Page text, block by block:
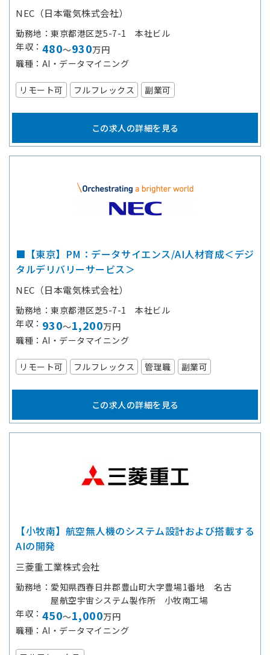
NEC（日本電気株式会社）
勤務地
東京都港区芝5-7-1 本社ビル
年収
480～930万円
職種
AI・データマイニング
リモート可 フルフレックス 副業可
この求人の詳細を見る
■【東京】PM：データサイエンス/AI人材育成＜デジ
タルデリバリーサービス＞
NEC（日本電気株式会社）
勤務地
東京都港区芝5-7-1 本社ビル
年収
930～1,200万円
職種
AI・データマイニング
リモート可 フルフレックス 管理職 副業可
この求人の詳細を見る
【小牧南】航空無人機のシステム設計および搭載する
AIの開発
三菱重工業株式会社
勤務地
愛知県西春日井郡豊山町大字豊場1番地 名古
屋航空宇宙システム製作所 小牧南工場
年収
450～1,000万円
職種
AI・データマイニング